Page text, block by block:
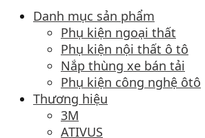
Danh mục sản phẩm
Phụ kiện ngoại thất
Phụ kiện nội thất ô tô
Nắp thùng xe bán tải
Phụ kiện công nghệ ôtô
Thương hiệu
3M
ATIVUS